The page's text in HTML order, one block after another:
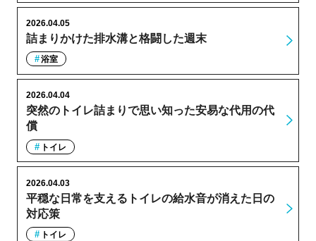
詰まりかけた排水溝と格闘した週末
2026.04.05
浴室
突然のトイレ詰まりで思い知った安易な代用の代
償
2026.04.04
トイレ
平穏な日常を支えるトイレの給水音が消えた日の
対応策
2026.04.03
トイレ